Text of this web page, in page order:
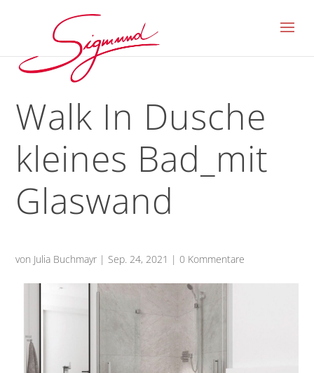
Walk In Dusche
kleines Bad_mit
Glaswand
von Julia Buchmayr | Sep. 24, 2021 |0 Kommentare